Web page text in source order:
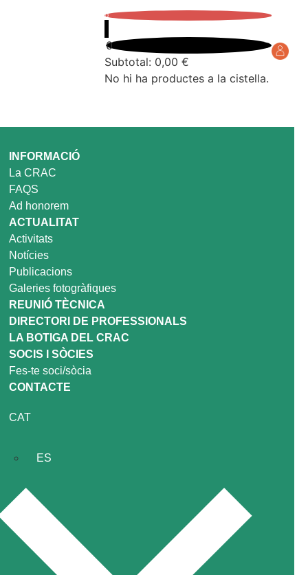
0
0
Subtotal: 0,00€
No hi ha productes a la cistella.
INFORMACIÓ
La CRAC
FAQS
Ad honorem
ACTUALITAT
Activitats
Notícies
Publicacions
Galeries fotogràfiques
REUNIÓ TÈCNICA
DIRECTORI DE PROFESSIONALS
LA BOTIGA DEL CRAC
SOCIS I SÒCIES
Fes-te soci/sòcia
CONTACTE
CAT
ES